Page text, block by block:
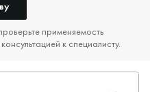
применяемость
к специалисту.